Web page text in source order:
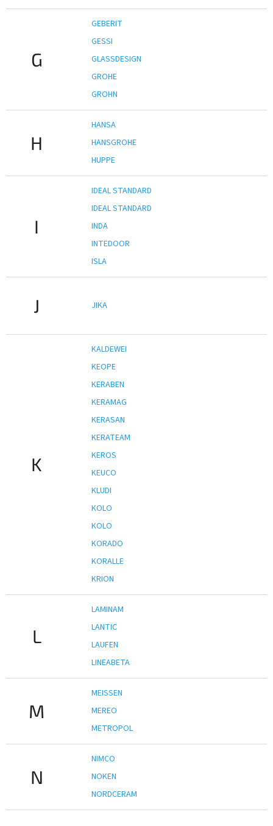
G
GEBERIT
GESSI
GLASSDESIGN
GROHE
GROHN
H
HANSA
HANSGROHE
HUPPE
I
IDEAL STANDARD
IDEAL STANDARD
INDA
INTEDOOR
ISLA
J JIKA
K
KALDEWEI
KEOPE
KERABEN
KERAMAG
KERASAN
KERATEAM
KEROS
KEUCO
KLUDI
KOLO
KOLO
KORADO
KORALLE
KRION
L
LAMINAM
LANTIC
LAUFEN
LINEABETA
M
MEISSEN
MEREO
METROPOL
N
NIMCO
NOKEN
NORDCERAM